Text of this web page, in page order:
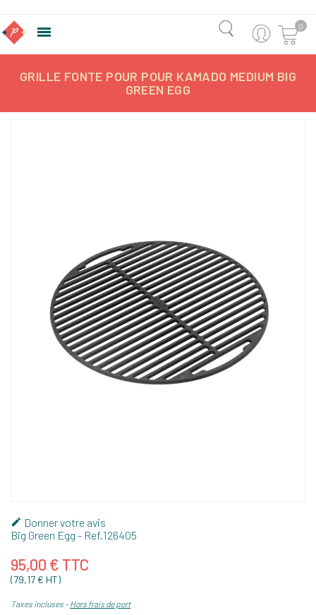
 0
GRILLE FONTE POUR POUR KAMADO MEDIUM BIG
GREEN EGG
 Donner votre avis
Big Green Egg - Ref. 126405
95,00 € TTC
(79,17 € HT)
Taxes incluses Hors frais de port